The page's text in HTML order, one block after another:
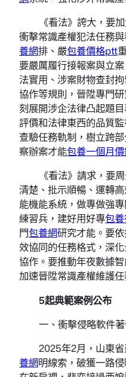
《看法》誇大，要
衝擊常識產權犯法任務
養網排、嚴包養價格ptt
要嚴厲履行接報案與立
法實用、涉案財物查封
協作等規則，晉陞專門
刻展開涉企法律凸起題
評價和法律東西的品質
查驗任務軌制，樹立跨
察辦案才能包養一個月
《看法》請求，要
清楚、批示順暢、運轉
能機能系統，做專做強
練習兵，建好用好專包
門包養網研究才能。要
效協同的任務格式，深
協作。要推動年夜數據
加速晉陞常識產權維護
5起典範案例公布
一、衝擊侵略軟件
2025年2月，山東
養網明線索，破獲一路